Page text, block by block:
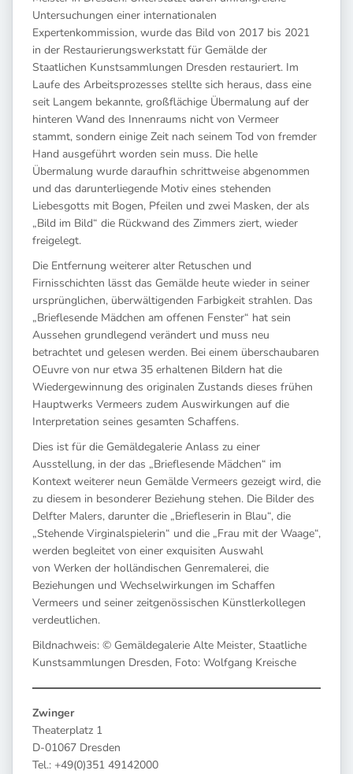
Untersuchungen einer internationalen
Expertenkommission, wurde das Bild von 2017 bis 2021
in der Restaurierungswerkstatt für Gemälde der
Staatlichen Kunstsammlungen Dresden restauriert. Im
Laufe des Arbeitsprozesses stellte sich heraus, dass eine
seit Langem bekannte, großflächige Übermalung auf der
hinteren Wand des Innenraums nicht von Vermeer
stammt, sondern einige Zeit nach seinem Tod von fremder
Hand ausgeführt worden sein muss. Die helle
Übermalung wurde daraufhin schrittweise abgenommen
und das darunterliegende Motiv eines stehenden
Liebesgotts mit Bogen, Pfeilen und zwei Masken, der als
„Bild im Bild“ die Rückwand des Zimmers ziert, wieder
freigelegt.
Die Entfernung weiterer alter Retuschen und
Firnisschichten lässt das Gemälde heute wieder in seiner
ursprünglichen, überwältigenden Farbigkeit strahlen. Das
„Brieflesende Mädchen am offenen Fenster“ hat sein
Aussehen grundlegend verändert und muss neu
betrachtet und gelesen werden. Bei einem überschaubaren
OEuvre von nur etwa 35 erhaltenen Bildern hat die
Wiedergewinnung des originalen Zustands dieses frühen
Hauptwerks Vermeers zudem Auswirkungen auf die
Interpretation seines gesamten Schaffens.
Dies ist für die Gemäldegalerie Anlass zu einer
Ausstellung, in der das „Brieflesende Mädchen“ im
Kontext weiterer neun Gemälde Vermeers gezeigt wird, die
zu diesem in besonderer Beziehung stehen. Die Bilder des
Delfter Malers, darunter die „Briefleserin in Blau“, die
„Stehende Virginalspielerin“ und die „Frau mit der Waage“,
werden begleitet von einer exquisiten Auswahl
von Werken der holländischen Genremalerei, die
Beziehungen und Wechselwirkungen im Schaffen
Vermeers und seiner zeitgenössischen Künstlerkollegen
verdeutlichen.
Bildnachweis: © Gemäldegalerie Alte Meister, Staatliche
Kunstsammlungen Dresden, Foto: Wolfgang Kreische
Zwinger
Theaterplatz 1
D-01067 Dresden
Tel.: +49(0)351 49142000